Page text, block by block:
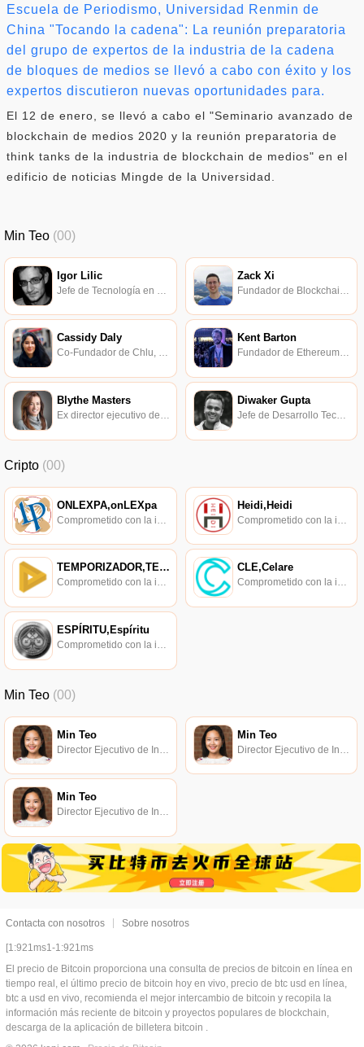
Escuela de Periodismo, Universidad Renmin de
China "Tocando la cadena": La reunión preparatoria
del grupo de expertos de la industria de la cadena
de bloques de medios se llevó a cabo con éxito y los
expertos discutieron nuevas oportunidades para.
El 12 de enero, se llevó a cabo el "Seminario avanzado de
blockchain de medios 2020 y la reunión preparatoria de
think tanks de la industria de blockchain de medios" en el
edificio de noticias Mingde de la Universidad.
Min Teo (00)
Igor Lilic Zack Xi
Cassidy Daly
Co-Fundador de Chlu, Centrifuge Token Design y Consultor de Blockchain.
Kent Barton
Fundador de Ethereum Denver.
Blythe Masters
Ex director ejecutivo de Digital Asset Holdings.
Diwaker Gupta
Jefe de Desarrollo Tecnológico de Blockstack.
Cripto (00)
ONLEXPA,onLEXpa Heidi,Heidi
TEMPORIZADOR,TEMPORIZADOR
Comprometido con la investigación de políticas en los campos de las nuevas finanzas, las finanzas internacionales y los mercados financieros.
CLE,Celare
Comprometido con la investigación de políticas en los campos de las nuevas finanzas, las finanzas internacionales y los mercados financieros.
ESPÍRITU,Espíritu
Comprometido con la investigación de políticas en los campos de las nuevas finanzas, las finanzas internacionales y los mercados financieros.
Min Teo (00)
Min Teo Min Teo
Min Teo
Director Ejecutivo de Inversiones de ConsenSys Labs en Europa.
Contacta con nosotros Sobre nosotros
[1:921ms1-1:921ms
El precio de Bitcoin proporciona una consulta de precios de bitcoin en línea en
tiempo real, el último precio de bitcoin hoy en vivo, precio de btc usd en línea,
btc a usd en vivo, recomienda el mejor intercambio de bitcoin y recopila la
información más reciente de bitcoin y proyectos populares de blockchain,
descarga de la aplicación de billetera bitcoin .